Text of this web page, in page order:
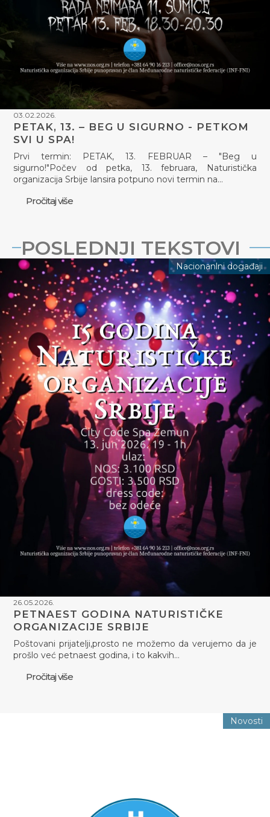
03.02.2026.
PETAK, 13. – BEG U SIGURNO - PETKOM
SVI U SPA!
Prvi termin: PETAK, 13. FEBRUAR – "Beg u
sigurno!"Počev od petka, 13. februara, Naturistička
organizacija Srbije lansira potpuno novi termin na…
Pročitaj više
POSLEDNJI TEKSTOVI
Nacionanlni događaji
26.05.2026.
PETNAEST GODINA NATURISTIČKE
ORGANIZACIJE SRBIJE
Poštovani prijatelji,prosto ne možemo da verujemo da je
prošlo već petnaest godina, i to kakvih…
Pročitaj više
Novosti